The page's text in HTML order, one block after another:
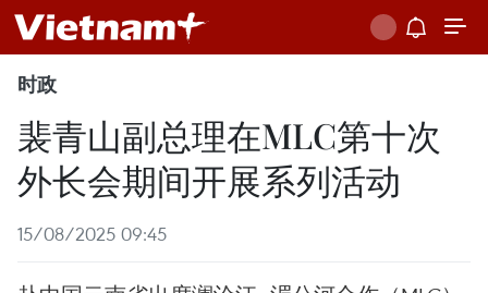
时政
裴青山副总理在MLC第十次
外长会期间开展系列活动
15/08/2025 09:45